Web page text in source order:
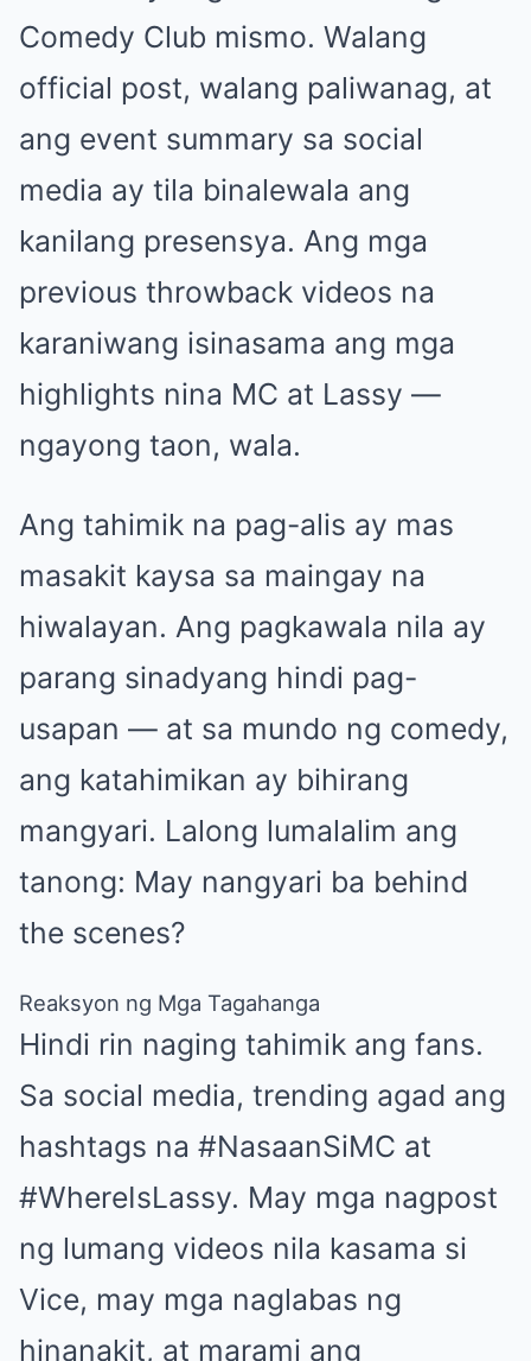
Comedy Club mismo. Walang
official post, walang paliwanag, at
ang event summary sa social
media ay tila binalewala ang
kanilang presensya. Ang mga
previous throwback videos na
karaniwang isinasama ang mga
highlights nina MC at Lassy —
ngayong taon, wala.
Ang tahimik na pag-alis ay mas
masakit kaysa sa maingay na
hiwalayan. Ang pagkawala nila ay
parang sinadyang hindi pag-
usapan — at sa mundo ng comedy,
ang katahimikan ay bihirang
mangyari. Lalong lumalalim ang
tanong: May nangyari ba behind
the scenes?
Reaksyon ng Mga Tagahanga
Hindi rin naging tahimik ang fans.
Sa social media, trending agad ang
hashtags na #NasaanSiMC at
#WhereIsLassy. May mga nagpost
ng lumang videos nila kasama si
Vice, may mga naglabas ng
hinanakit, at marami ang